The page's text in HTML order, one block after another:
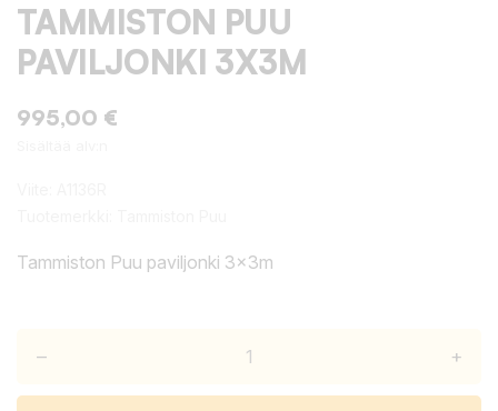
TAMMISTON PUU
PAVILJONKI 3X3M
995,00 €
Tammiston Puu paviljonki 3x3m
– +